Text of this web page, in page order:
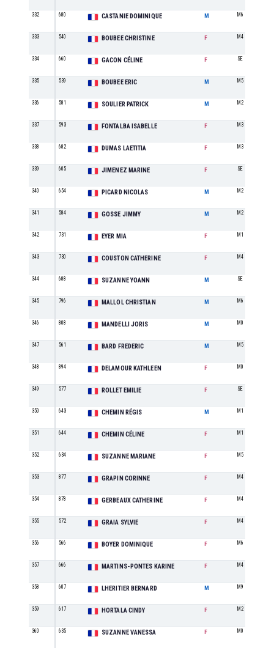
332 680 CASTANIE DOMINIQUE M M6
333 540 BOUBEE CHRISTINE F M4
334 660 GACON CÉLINE F SE
335 539 BOUBEE ERIC M M5
336 581 SOULIER PATRICK M M2
337 593 FONTALBA ISABELLE F M3
338 682 DUMAS LAETITIA F M3
339 605 JIMENEZ MARINE F SE
340 654 PICARD NICOLAS M M2
341 584 GOSSE JIMMY M M2
342 731 EYER MIA F M1
343 730 COUSTON CATHERINE F M4
344 688 SUZANNE YOANN M SE
345 796 MALLOL CHRISTIAN M M6
346 808 MANDELLI JORIS M M0
347 561 BARD FREDERIC M M5
348 894 DELAMOUR KATHLEEN F M0
349 577 ROLLET EMILIE F SE
350 643 CHEMIN RÉGIS M M1
351 644 CHEMIN CÉLINE F M1
352 634 SUZANNE MARIANE F M5
353 877 GRAPIN CORINNE F M4
354 878 GERBEAUX CATHERINE F M4
355 572 GRAIA SYLVIE F M4
356 566 BOYER DOMINIQUE F M6
357 666 MARTINS-PONTES KARINE F M4
358 607 LHERITIER BERNARD M M9
359 617 HORTALA CINDY F M2
360 635 SUZANNE VANESSA F M0